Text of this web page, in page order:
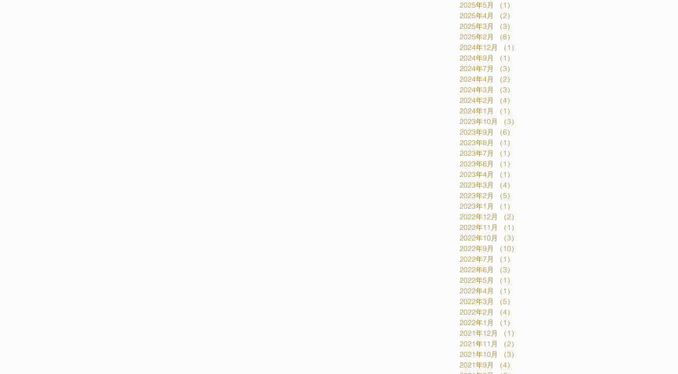
2025年5月
（1）
2025年4月
（2）
2025年3月
（3）
2025年2月
（8）
2024年12月
（1）
2024年9月
（1）
2024年7月
（3）
2024年4月
（2）
2024年3月
（3）
2024年2月
（4）
2024年1月
（1）
2023年10月
（3）
2023年9月
（6）
2023年8月
（1）
2023年7月
（1）
2023年6月
（1）
2023年4月
（1）
2023年3月
（4）
2023年2月
（5）
2023年1月
（1）
2022年12月
（2）
2022年11月
（1）
2022年10月
（3）
2022年9月
（10）
2022年7月
（1）
2022年6月
（3）
2022年5月
（1）
2022年4月
（1）
2022年3月
（5）
2022年2月
（4）
2022年1月
（1）
2021年12月
（1）
2021年11月
（2）
2021年10月
（3）
2021年9月
（4）